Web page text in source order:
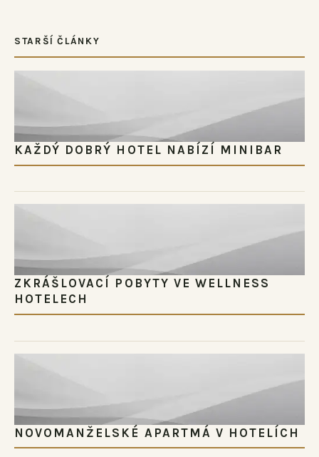
STARŠÍ ČLÁNKY
KAŽDÝ DOBRÝ HOTEL NABÍZÍ MINIBAR
ZKRÁŠLOVACÍ POBYTY VE WELLNESS
HOTELECH
NOVOMANŽELSKÉ APARTMÁ V HOTELÍCH